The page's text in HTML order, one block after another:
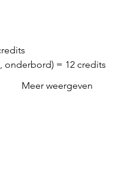
onderbord) = 12 credits
Meer weergeven